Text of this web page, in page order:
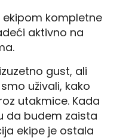
kompletne
aktivno na
gust, ali
uživali, kako
utakmice. Kada
da budem zaista
ekipe je ostala